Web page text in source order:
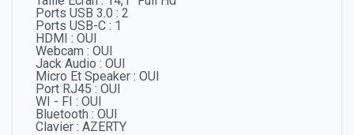
Ports USB 3.0 : 2
Ports USB-C : 1
HDMI : OUI
Webcam : OUI
Jack Audio : OUI
Micro Et Speaker : OUI
Port RJ45 : OUI
WI - FI : OUI
Bluetooth : OUI
Clavier : AZERTY